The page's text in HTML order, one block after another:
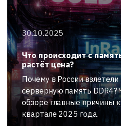
30.10.2025
Что происходит с
растёт цена?
Почему в России
серверную память
обзоре главные причины
квартале 2025 года.